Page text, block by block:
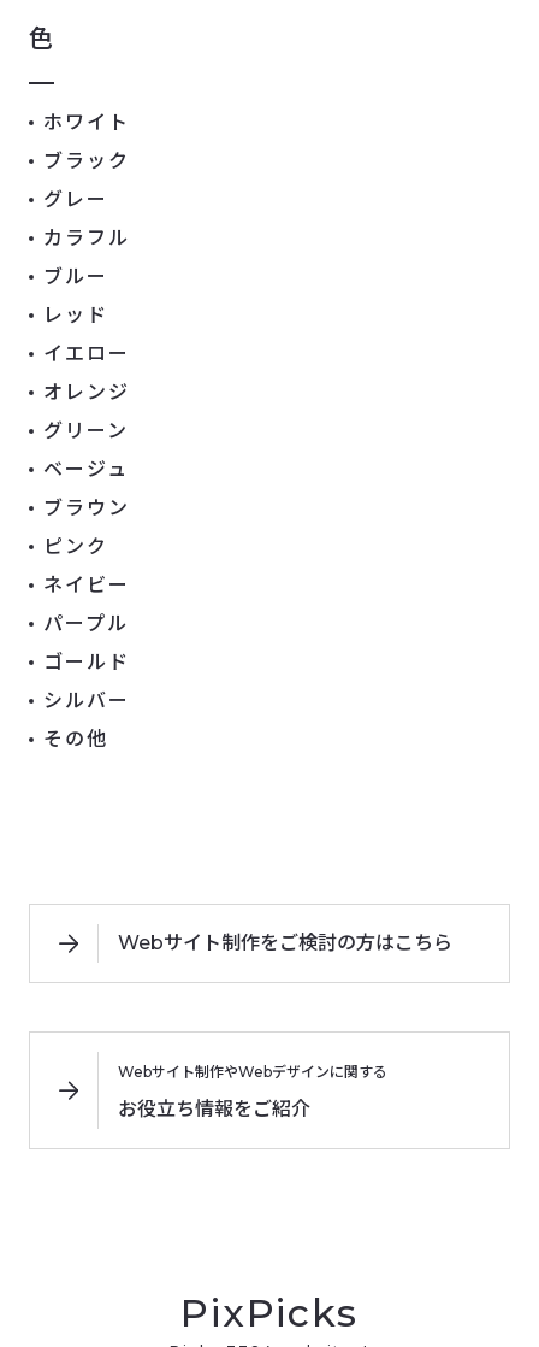
色
ホワイト
ブラック
グレー
カラフル
ブルー
レッド
イエロー
オレンジ
グリーン
ベージュ
ブラウン
ピンク
ネイビー
パープル
ゴールド
シルバー
その他
Webサイト制作をご検討の方はこちら
Webサイト制作やWebデザインに関する
お役立ち情報をご紹介
PixPicks